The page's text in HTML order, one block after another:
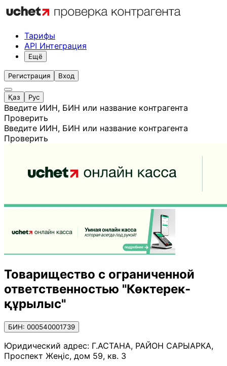
Тарифы
API Интеграция
Ещё
Регистрация Вход
Қаз Рус
Введите ИИН, БИН или название контрагента
Проверить
Введите ИИН, БИН или название контрагента
Проверить
Товарищество с ограниченной
ответственностью "Көктерек-
құрылыс"
БИН: 000540001739
Юридический адрес: Г.АСТАНА, РАЙОН САРЫАРКА,
Проспект Жеңіс, дом 59, кв. 3